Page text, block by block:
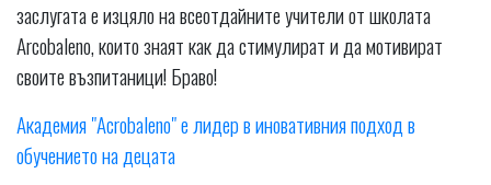
заслугата е изцяло на всеотдайните учители от школата
Arcobaleno, които знаят как да стимулират и да мотивират
своите възпитаници! Браво!
Академия "Acrobaleno" е лидер в иновативния подход в
обучението на децата